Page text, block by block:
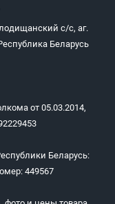
с/с, аг.
Беларусь
от 05.03.2014,
Беларусь:
449567